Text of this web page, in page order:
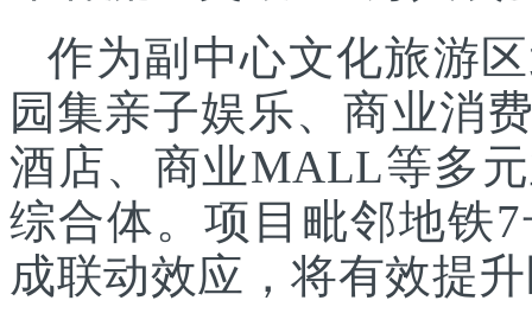
作为副中心文化旅游
园集亲子娱乐、商业消
酒店、商业MALL等多
综合体。项目毗邻地铁
成联动效应，将有效提